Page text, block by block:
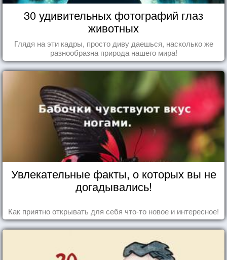
30 удивительных фотографий глаз
животных
Глядя на эти кадры, просто диву даешься, насколько же
разнообразна природа нашего мира!
Увлекательные факты, о которых вы не
догадывались!
Как приятно открывать для себя что-то новое и интересное!